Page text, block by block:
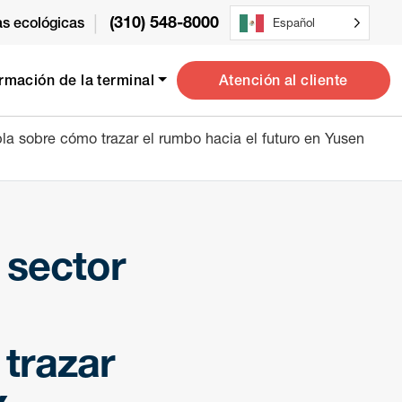
ecológicas | (310) 548-8000 Español
de la terminal Atención al cliente
sobre cómo trazar el rumbo hacia el futuro en Yusen